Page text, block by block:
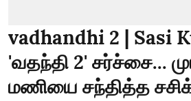
vadhandhi 2 | Sasi
'வதந்தி 2' சர்ச்சை...
மணியை சந்தித்த